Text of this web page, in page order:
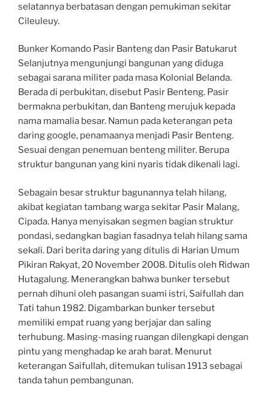
selatannya berbatasan dengan pemukiman sekitar
Cileuleuy.
Bunker Komando Pasir Banteng dan Pasir Batukarut
Selanjutnya mengunjungi bangunan yang diduga
sebagai sarana militer pada masa Kolonial Belanda.
Berada di perbukitan, disebut Pasir Benteng. Pasir
bermakna perbukitan, dan Banteng merujuk kepada
nama mamalia besar. Namun pada keterangan peta
daring google, penamaanya menjadi Pasir Benteng.
Sesuai dengan penemuan benteng militer. Berupa
struktur bangunan yang kini nyaris tidak dikenali lagi.
Sebagain besar struktur bagunannya telah hilang,
akibat kegiatan tambang warga sekitar Pasir Malang,
Cipada. Hanya menyisakan segmen bagian struktur
pondasi, sedangkan bagian fasadnya telah hilang sama
sekali. Dari berita daring yang ditulis di Harian Umum
Pikiran Rakyat, 20 November 2008. Ditulis oleh Ridwan
Hutagalung. Menerangkan bahwa bunker tersebut
pernah dihuni oleh pasangan suami istri, Saifullah dan
Tati tahun 1982. Digambarkan bunker tersebut
memiliki empat ruang yang berjajar dan saling
terhubung. Masing-masing ruangan dilengkapi dengan
pintu yang menghadap ke arah barat. Menurut
keterangan Saifullah, ditemukan tulisan 1913 sebagai
tanda tahun pembangunan.